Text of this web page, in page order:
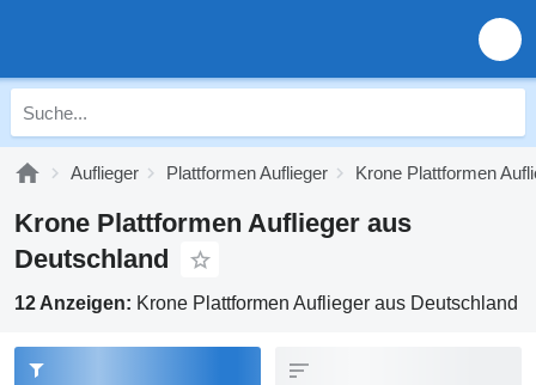
Auflieger Plattformen Auflieger Krone Plattformen
Krone Plattformen Auflieger aus
Deutschland
12 Anzeigen: Krone Plattformen Auflieger aus Deutschland